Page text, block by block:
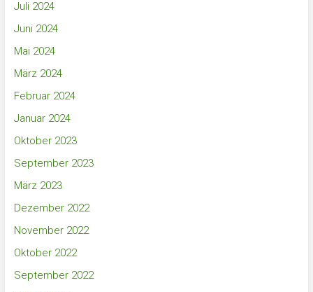
Juli 2024
Juni 2024
Mai 2024
März 2024
Februar 2024
Januar 2024
Oktober 2023
September 2023
März 2023
Dezember 2022
November 2022
Oktober 2022
September 2022